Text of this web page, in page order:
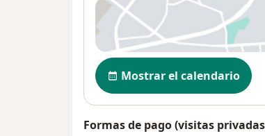
Disponibilidad
Mostrar el calendario
Formas de pago (visitas